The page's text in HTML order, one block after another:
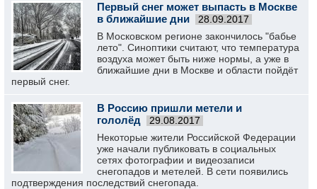
Первый снег может выпасть в Москве
в ближайшие дни
28.09.2017
В Московском регионе закончилось "бабье
лето". Синоптики считают, что температура
воздуха может быть ниже нормы, а уже в
ближайшие дни в Москве и области пойдёт
первый снег.
В Россию пришли метели и
гололёд
29.08.2017
Некоторые жители Российской Федерации
уже начали публиковать в социальных
сетях фотографии и видеозаписи
снегопадов и метелей. В сети появились
подтверждения последствий снегопада.